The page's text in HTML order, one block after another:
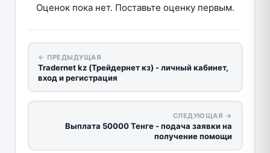
Оценок пока нет. Поставьте оценку первым.
← ПРЕДЫДУЩАЯ
Tradernet kz (Трейдернет кз) - личный кабинет,
вход и регистрация
СЛЕДУЮЩАЯ →
Выплата 50000 Тенге - подача заявки на
получение помощи